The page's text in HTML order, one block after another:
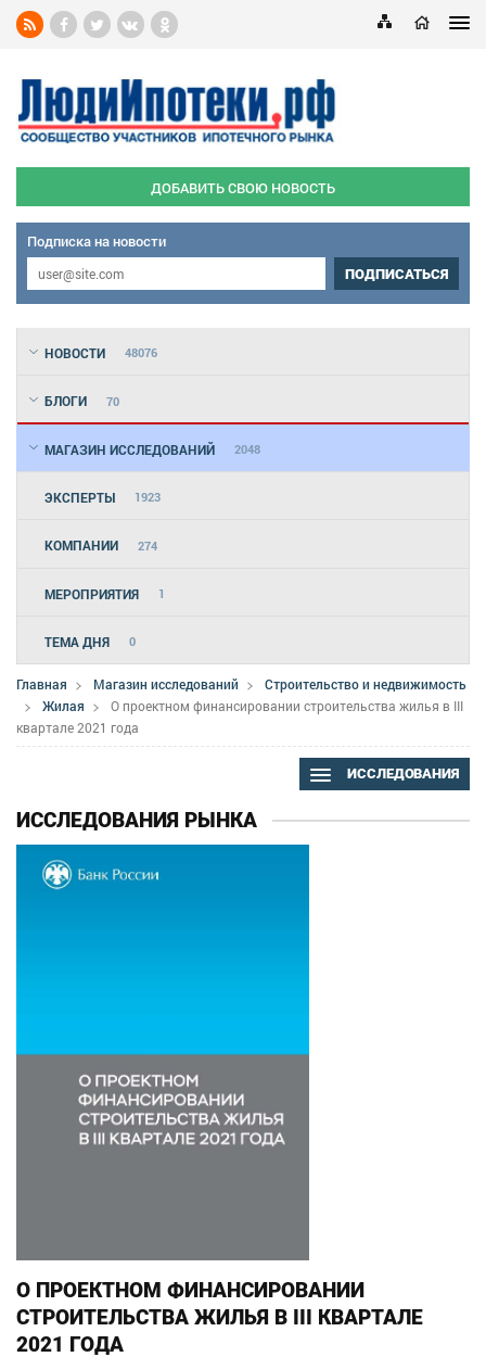
ДОБАВИТЬ СВОЮ НОВОСТЬ
Подписка на новости
ПОДПИСАТЬСЯ
НОВОСТИ 48076
БЛОГИ 70
МАГАЗИН ИССЛЕДОВАНИЙ 2048
ЭКСПЕРТЫ 1923
КОМПАНИИ 274
МЕРОПРИЯТИЯ 1
ТЕМА ДНЯ 0
Главная Магазин исследований
Строительство и недвижимость
Жилая
О проектном финансировании строительства жилья в III
квартале 2021 года
ИССЛЕДОВАНИЯ
ИССЛЕДОВАНИЯ РЫНКА
О ПРОЕКТНОМ ФИНАНСИРОВАНИИ
СТРОИТЕЛЬСТВА ЖИЛЬЯ В III КВАРТАЛЕ
2021 ГОДА